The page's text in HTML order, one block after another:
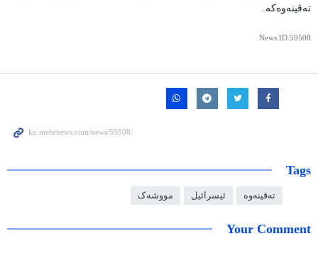
تەقینەوەکە.
News ID 59508
Tags
تەقینەوە ئیسرائیل مووشەک
Your Comment